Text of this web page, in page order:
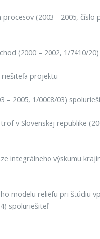
(2003 - 2005, číslo
(2000 – 2002, 1/7410/
riešiteľa projektu
– 2005, 1/0008/03)
v Slovenskej republike
integrálneho výskumu
modelu reliéfu pri štúdiu
spoluriešiteľ